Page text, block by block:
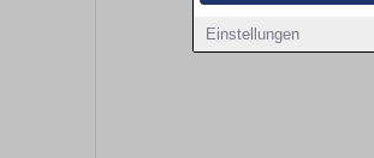
Einstellungen